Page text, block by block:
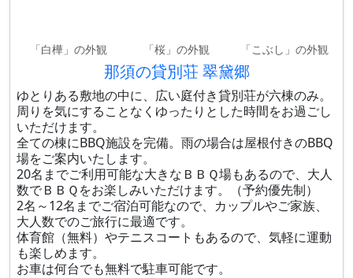
「白樺」の外観 「桜」の外観 「こぶし」の外観
那須の貸別荘 翠黛郷
ゆとりある敷地の中に、広い庭付き貸別荘が六棟のみ。
周りを気にすることなくゆったりとした時間をお過ごし
いただけます。
全ての棟にBBQ施設を完備。雨の場合は屋根付きのBBQ
場をご案内いたします。
20名までご利用可能な大きなＢＢＱ場もあるので、大人
数でＢＢＱをお楽しみいただけます。（予約優先制）
2名～12名までご宿泊可能なので、カップルやご家族、
大人数でのご旅行に最適です。
体育館（無料）やテニスコートもあるので、気軽に運動
も楽しめます。
お車は何台でも無料で駐車可能です。